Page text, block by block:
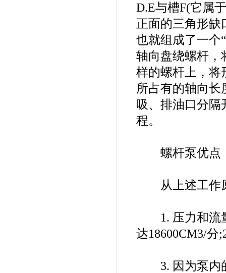
D.E与槽F(它属
正面的三角形缺
也就组成了一个
轴向盘绕螺杆，
样的螺杆上，将
所占有的轴向
吸、排油口分隔
程。
螺杆泵优点
从上述工作原
1. 压力和流量
达18600CM3/分
3. 因为泵内的